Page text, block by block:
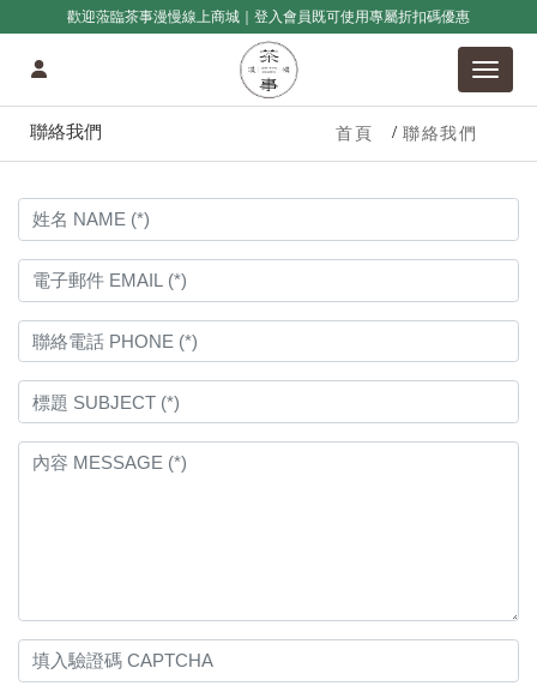
歡迎蒞臨茶事漫慢線上商城｜登入會員既可使用專屬折扣碼優惠
聯絡我們 首頁 聯絡我們